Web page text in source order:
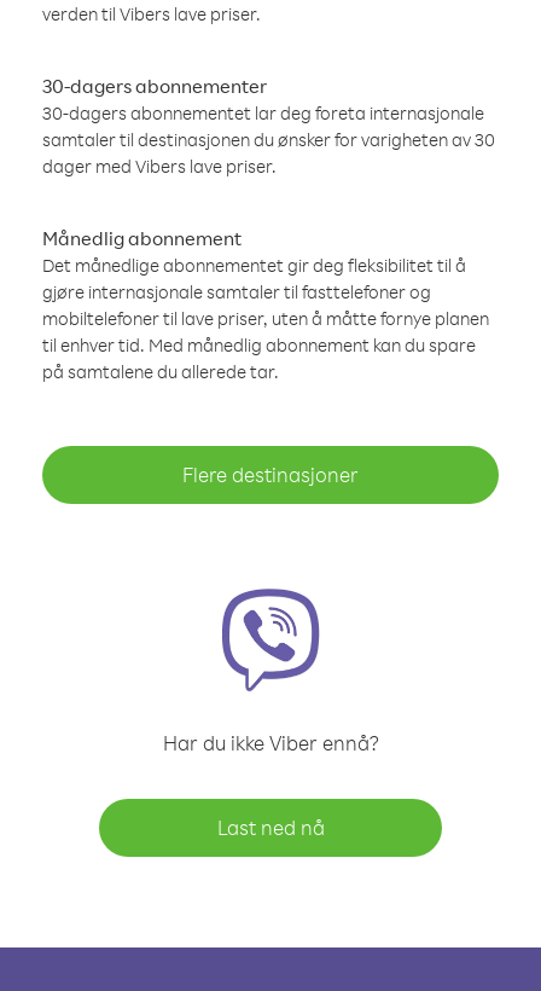
verden til Vibers lave priser.
30-dagers abonnementer
30-dagers abonnementet lar deg foreta internasjonale
samtaler til destinasjonen du ønsker for varigheten av 30
dager med Vibers lave priser.
Månedlig abonnement
Det månedlige abonnementet gir deg fleksibilitet til å
gjøre internasjonale samtaler til fasttelefoner og
mobiltelefoner til lave priser, uten å måtte fornye planen
til enhver tid. Med månedlig abonnement kan du spare
på samtalene du allerede tar.
Flere destinasjoner
Har du ikke Viber ennå?
Last ned nå